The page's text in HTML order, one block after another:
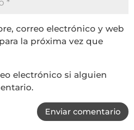
correo electrónico y web
la próxima vez que
electrónico si alguien
Enviar comentario